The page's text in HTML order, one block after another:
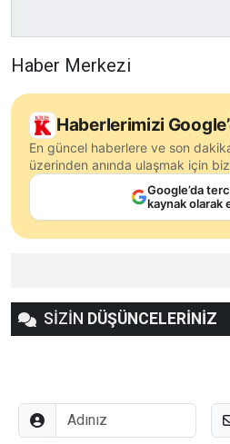
Haber Merkezi
Haberlerimizi
En güncel haberlere ve son
üzerinden anında ulaşmak için
Google’da
kaynak olarak
SİZİN DÜŞÜNCELERİNİZ
Adınız